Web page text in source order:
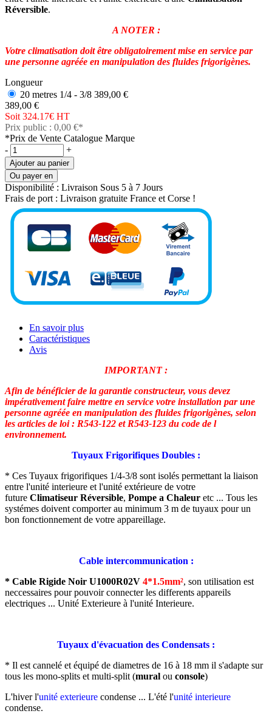
Réversible.
A NOTER :
Votre climatisation doit être obligatoirement mise en service par
une personne agréée en manipulation des fluides frigorigènes.
Longueur
20 metres 1/4 - 3/8 389,00 €
389,00 €
Soit 324.17€ HT
Prix public : 0,00 €*
*Prix de Vente Catalogue Marque
-
+
Ajouter au panier
Ou payer en
Disponibilité : Livraison Sous 5 à 7 Jours
Frais de port : Livraison gratuite France et Corse !
En savoir plus
Caractéristiques
Avis
IMPORTANT :
Afin de bénéficier de la garantie constructeur, vous devez
impérativement faire mettre en service votre installation par une
personne agréée en manipulation des fluides frigorigènes, selon
les articles de loi : R543-122 et R543-123 du code de l
environnement.
Tuyaux Frigorifiques Doubles :
* Ces Tuyaux frigorifiques 1/4-3/8 sont isolés permettant la liaison
entre l'unité interieure et l'unité extérieure de votre
future Climatiseur Réversible, Pompe a Chaleur etc ... Tous les
systémes doivent comporter au minimum 3 m de tuyaux pour un
bon fonctionnement de votre appareillage.
Cable intercommunication :
* Cable Rigide Noir U1000R02V 4*1.5mm², son utilisation est
neccessaires pour pouvoir connecter les differents appareils
electriques ... Unité Exterieure à l'unité Interieure.
Tuyaux d'évacuation des Condensats :
* Il est cannelé et équipé de diametres de 16 à 18 mm il s'adapte sur
tous les mono-splits et multi-split (mural ou console)
L'hiver l'unité exterieure condense ... L'été l'unité interieure
condense.